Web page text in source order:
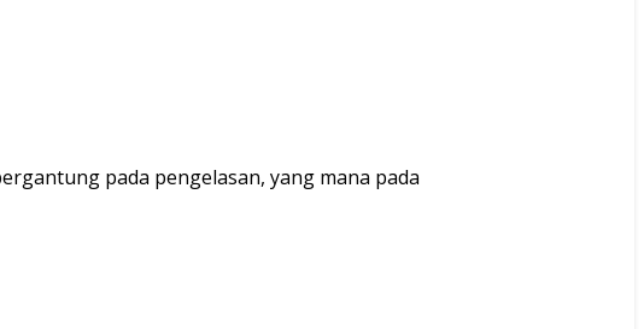
pada pengelasan, yang mana pada